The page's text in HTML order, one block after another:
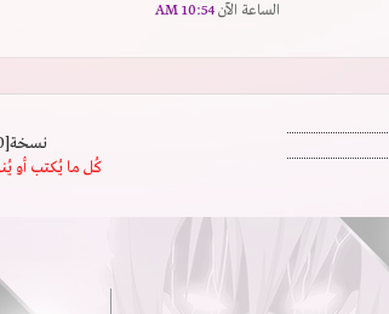
الساعة الآن10:54 AM
نسخة[1.0] مدعَم بالسرعة | يدعم كافة المتصفحات
كُل ما يُكتب أو